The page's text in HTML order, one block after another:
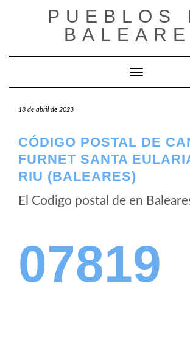
PUEBLOS
Cambiar
18 de abril de 2023
CÓDIGO POSTAL DE
FURNET SANTA
RIU (BALEARES)
El Codigo postal de en
07819